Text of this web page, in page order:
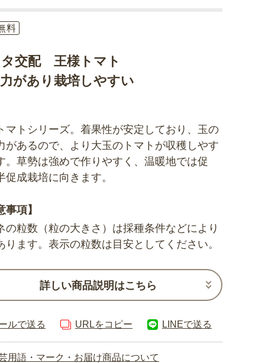
料
交配 王様トマト
があり栽培しやすい
マトシリーズ。着果性が安定しており、玉の
があるので、より大玉のトマトが収穫しやす
。草勢は強めで作りやすく、温暖地では促
促成栽培に向きます。
事項】
粒数（粒の大きさ）は採種条件などにより
ります。表示の粒数は目安としてください。
詳しい商品説明はこちら
ルで送る URLをコピー LINEで送る
用語・マーク・お届け商品について